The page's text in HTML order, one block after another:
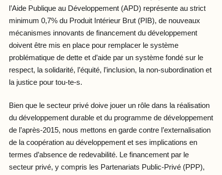
l’Aide Publique au Développement (APD) représente au strict
minimum 0,7% du Produit Intérieur Brut (PIB), de nouveaux
mécanismes innovants de financement du développement
doivent être mis en place pour remplacer le système
problématique de dette et d’aide par un système fondé sur le
respect, la solidarité, l’équité, l’inclusion, la non-subordination et
la justice pour tou-te-s.
Bien que le secteur privé doive jouer un rôle dans la réalisation
du développement durable et du programme de développement
de l’après-2015, nous mettons en garde contre l’externalisation
de la coopération au développement et ses implications en
termes d’absence de redevabilité. Le financement par le
secteur privé, y compris les Partenariats Public-Privé (PPP),